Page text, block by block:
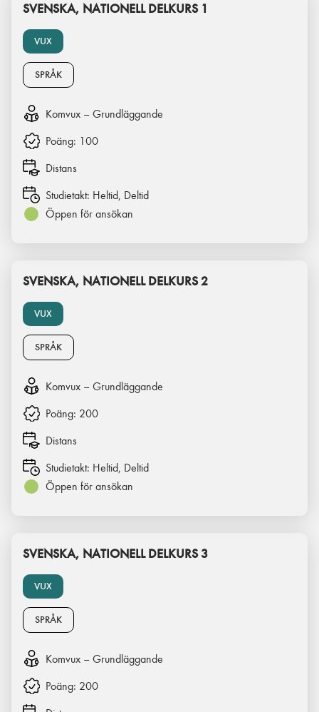
VUX
SVENSKA, NATIONELL DELKURS 1
SPRÅK
Komvux – Grundläggande
Poäng: 100
Distans
Studietakt: Heltid, Deltid
Öppen för ansökan
VUX
SVENSKA, NATIONELL DELKURS 2
SPRÅK
Komvux – Grundläggande
Poäng: 200
Distans
Studietakt: Heltid, Deltid
Öppen för ansökan
VUX
SVENSKA, NATIONELL DELKURS 3
SPRÅK
Komvux – Grundläggande
Poäng: 200